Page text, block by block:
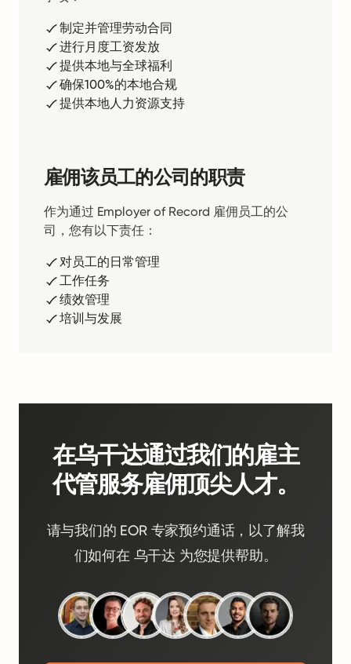
制定并管理劳动合同
进行月度工资发放
提供本地与全球福利
确保100%的本地合规
提供本地人力资源支持
雇佣该员工的公司的职责
作为通过 Employer of Record 雇佣员工的公
司，您有以下责任：
对员工的日常管理
工作任务
绩效管理
培训与发展
在乌干达通过我们的雇主
代管服务雇佣顶尖人才。
请与我们的 EOR 专家预约通话，以了解我
们如何在 乌干达 为您提供帮助。